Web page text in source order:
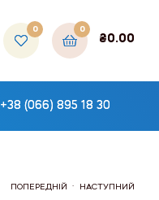
0 0
₴0.00
+38 (066) 895 18 30
ПОПЕРЕДНІЙ НАСТУПНИЙ